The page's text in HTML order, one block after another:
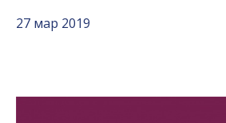
27 мар 2019